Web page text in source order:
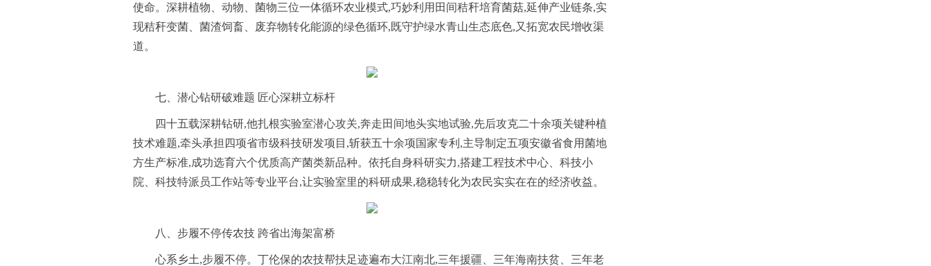
使命。深耕植物、动物、菌物三位一体循环农业模式,巧妙利用田间秸秆培育菌菇,延伸产业链条,实
现秸秆变菌、菌渣饲畜、废弃物转化能源的绿色循环,既守护绿水青山生态底色,又拓宽农民增收渠
道。
七、潜心钻研破难题 匠心深耕立标杆
四十五载深耕钻研,他扎根实验室潜心攻关,奔走田间地头实地试验,先后攻克二十余项关键种植
技术难题,牵头承担四项省市级科技研发项目,斩获五十余项国家专利,主导制定五项安徽省食用菌地
方生产标准,成功选育六个优质高产菌类新品种。依托自身科研实力,搭建工程技术中心、科技小
院、科技特派员工作站等专业平台,让实验室里的科研成果,稳稳转化为农民实实在在的经济收益。
八、步履不停传农技 跨省出海架富桥
心系乡土,步履不停。丁伦保的农技帮扶足迹遍布大江南北,三年援疆、三年海南扶贫、三年老